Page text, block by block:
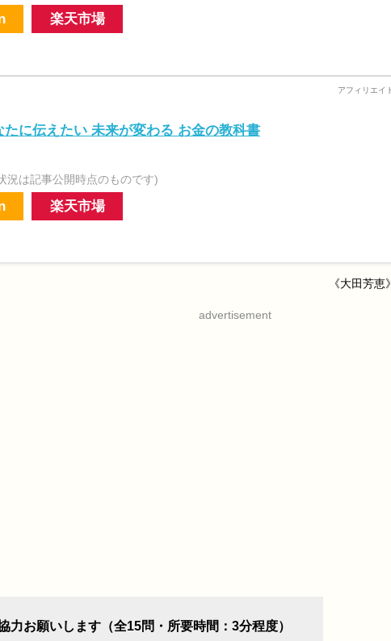
楽天市場
たに伝えたい 未来が変わる お金の教科書
況は記事公開時点のものです)
楽天市場
《大田芳恵》
advertisement
力お願いします（全15問・所要時間：3分程度）